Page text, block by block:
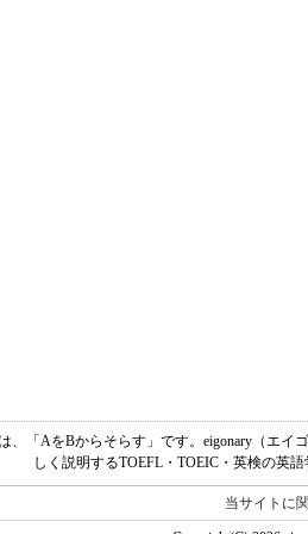
、「AをBからそらす」です。eigonary（エ
しく説明するTOEFL・TOEIC・英検の英
当サイトに